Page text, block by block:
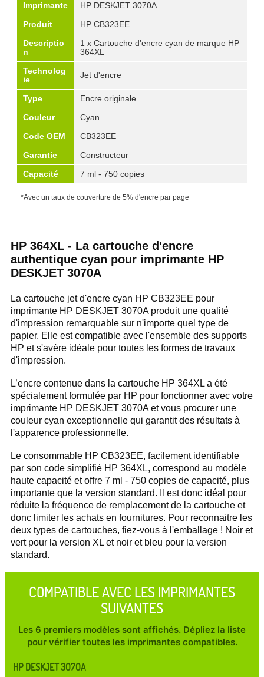
Imprimante
HP DESKJET 3070A
Produit
HP CB323EE
Descriptio
n
1 x Cartouche d'encre cyan de marque HP
364XL
Technolog
ie
Jet d'encre
Type
Encre originale
Couleur
Cyan
Code OEM
CB323EE
Garantie
Constructeur
Capacité
7 ml - 750 copies
*Avec un taux de couverture de 5% d'encre par page
HP 364XL - La cartouche d'encre
authentique cyan pour imprimante HP
DESKJET 3070A
La cartouche jet d'encre cyan HP CB323EE pour
imprimante HP DESKJET 3070A produit une qualité
d'impression remarquable sur n'importe quel type de
papier. Elle est compatible avec l'ensemble des supports
HP et s'avère idéale pour toutes les formes de travaux
d'impression.
L’encre contenue dans la cartouche HP 364XL a été
spécialement formulée par HP pour fonctionner avec votre
imprimante HP DESKJET 3070A et vous procurer une
couleur cyan exceptionnelle qui garantit des résultats à
l'apparence professionnelle.
Le consommable HP CB323EE, facilement identifiable
par son code simplifié HP 364XL, correspond au modèle
haute capacité et offre 7 ml - 750 copies de capacité, plus
importante que la version standard. Il est donc idéal pour
réduite la fréquence de remplacement de la cartouche et
donc limiter les achats en fournitures. Pour reconnaitre les
deux types de cartouches, fiez-vous à l'emballage ! Noir et
vert pour la version XL et noir et bleu pour la version
standard.
COMPATIBLE AVEC LES IMPRIMANTES
SUIVANTES
Les 6 premiers modèles sont affichés. Dépliez la liste
pour vérifier toutes les imprimantes compatibles.
HP DESKJET 3070A